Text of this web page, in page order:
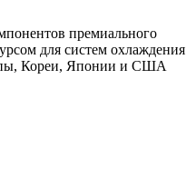
премиального
для систем охлаждения
Кореи, Японии и США